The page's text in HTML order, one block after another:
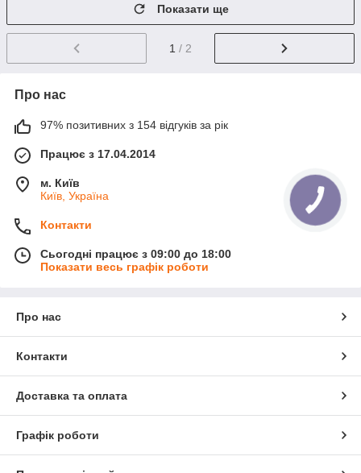
Показати ще
1 / 2
Про нас
97% позитивних з 154 відгуків за рік
Працює з 17.04.2014
м. Київ
Київ, Україна
Контакти
Сьогодні працює з 09:00 до 18:00
Показати весь графік роботи
Про нас
Контакти
Доставка та оплата
Графік роботи